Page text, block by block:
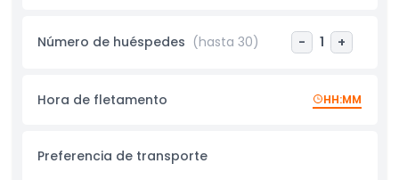
de cumpleaños, reunión familiar o un crucero de lujo al
atardecer, el yate TISCK 75FT ofrece una aventura
Número de huéspedes (hasta 30) - 1 +
Hora de fletamento HH:MM
Preferencia de transporte